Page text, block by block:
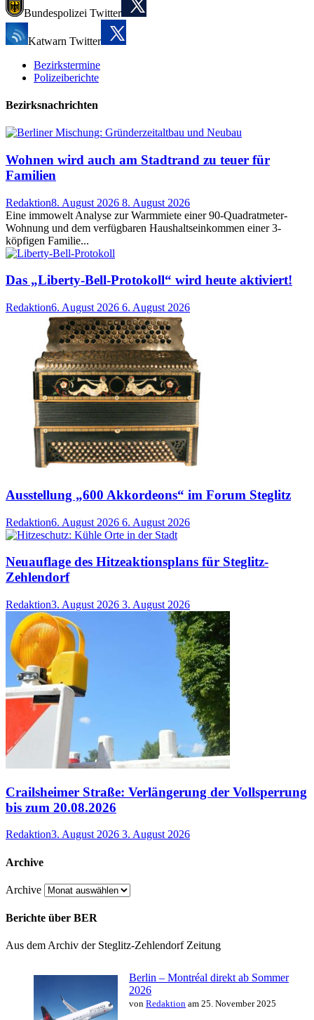
Bundespolizei Twitter
Katwarn Twitter
Bezirkstermine
Polizeiberichte
Bezirksnachrichten
Wohnen wird auch am Stadtrand zu teuer für
Familien
Redaktion8. August 2026 8. August 2026
Eine immowelt Analyse zur Warmmiete einer 90-Quadratmeter-
Wohnung und dem verfügbaren Haushaltseinkommen einer 3-
köpfigen Familie...
Das „Liberty-Bell-Protokoll“ wird heute aktiviert!
Redaktion6. August 2026 6. August 2026
Ausstellung „600 Akkordeons“ im Forum Steglitz
Redaktion6. August 2026 6. August 2026
Neuauflage des Hitzeaktionsplans für Steglitz-
Zehlendorf
Redaktion3. August 2026 3. August 2026
Crailsheimer Straße: Verlängerung der Vollsperrung
bis zum 20.08.2026
Redaktion3. August 2026 3. August 2026
Archive
Archive
Berichte über BER
Aus dem Archiv der Steglitz-Zehlendorf Zeitung
Berlin – Montréal direkt ab Sommer
2026
von Redaktion am 25. November 2025